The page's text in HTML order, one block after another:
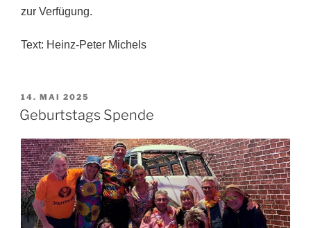
zur Verfügung.
Text: Heinz-Peter Michels
VERÖFFENTLICHT
AM
14. MAI 2025
Geburtstags Spende